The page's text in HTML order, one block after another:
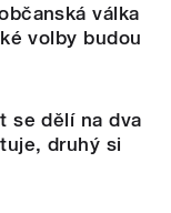
válka
volby budou
se dělí na dva
druhý si